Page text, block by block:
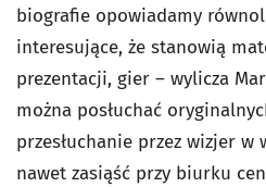
biografie opowiadamy
interesujące, że stanowią
prezentacji, gier – wylicza
można posłuchać
przesłuchanie przez wizjer w
nawet zasiąść przy biurku